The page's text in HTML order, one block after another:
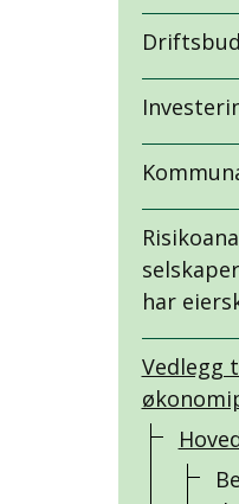
har
Vedlegg